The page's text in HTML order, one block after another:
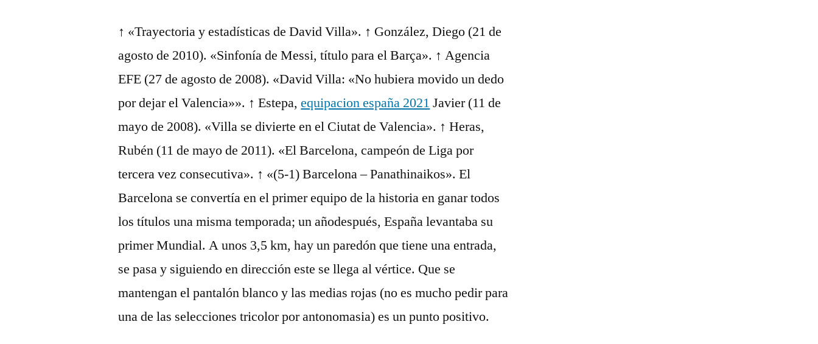
↑ «Trayectoria y estadísticas de David Villa». ↑ González, Diego (21 de
agosto de 2010). «Sinfonía de Messi, título para el Barça». ↑ Agencia
EFE (27 de agosto de 2008). «David Villa: «No hubiera movido un dedo
por dejar el Valencia»». ↑ Estepa,equipacion españa 2021 Javier (11 de
mayo de 2008). «Villa se divierte en el Ciutat de Valencia». ↑ Heras,
Rubén (11 de mayo de 2011). «El Barcelona, campeón de Liga por
tercera vez consecutiva». ↑ «(5-1) Barcelona – Panathinaikos». El
Barcelona se convertía en el primer equipo de la historia en ganar todos
los títulos una misma temporada; un añodespués, España levantaba su
primer Mundial. A unos 3,5 km, hay un paredón que tiene una entrada,
se pasa y siguiendo en dirección este se llega al vértice. Que se
mantengan el pantalón blanco y las medias rojas (no es mucho pedir para
una de las selecciones tricolor por antonomasia) es un punto positivo.